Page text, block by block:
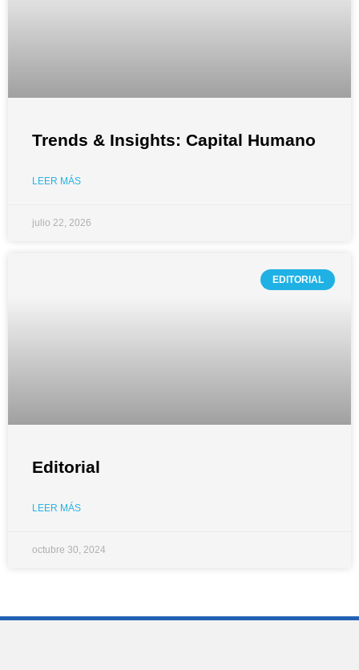
Trends & Insights: Capital Humano
LEER MÁS
julio 22, 2026
EDITORIAL
Editorial
LEER MÁS
octubre 30, 2024